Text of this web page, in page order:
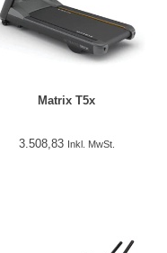
Matrix T5x
3.508,83 Inkl. MwSt.